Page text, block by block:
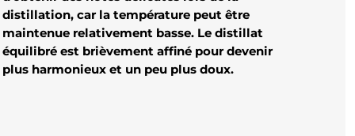
distillation, car la température peut être
maintenue relativement basse. Le distillat
équilibré est brièvement affiné pour devenir
plus harmonieux et un peu plus doux.